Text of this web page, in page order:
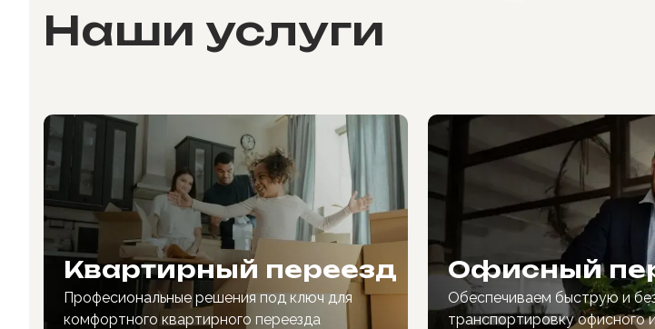
Наши услуги
Квартирный переезд
Професиональные решения под ключ для
комфортного квартирного переезда
Офисный
Обеспечиваем быструю и
транспортировку офисного